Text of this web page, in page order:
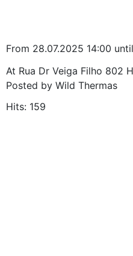
From 28.07.2025 14:00
At Rua Dr Veiga Filho 802
Posted by Wild Thermas
Hits: 159